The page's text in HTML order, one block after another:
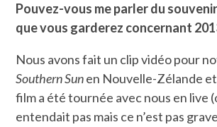
Pouvez-vous me parler du
que vous garderez concernant
Nous avons fait un clip vidéo pour
Southern Sunen Nouvelle-Zélande
film a été tournée avec nous en live
entendait pas mais ce n’est pas